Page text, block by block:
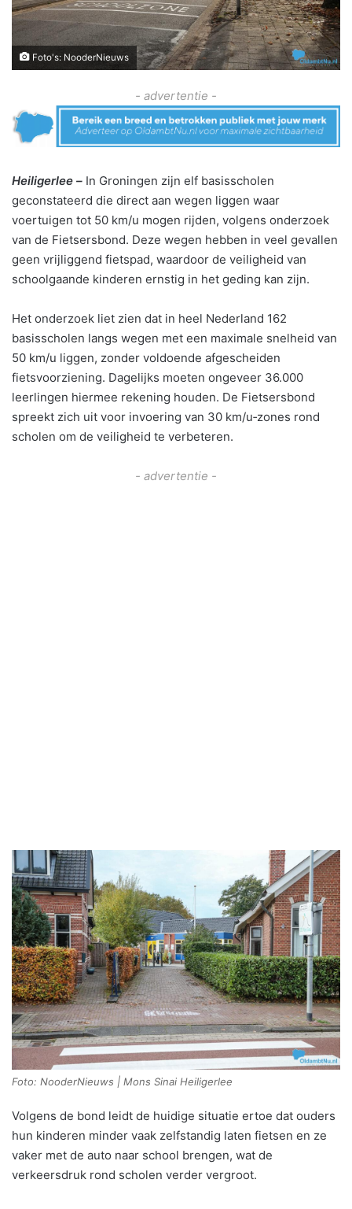
Foto's: NooderNieuws
- advertentie -
Heiligerlee – In Groningen zijn elf basisscholen
geconstateerd die direct aan wegen liggen waar
voertuigen tot 50 km/u mogen rijden, volgens onderzoek
van de Fietsersbond. Deze wegen hebben in veel gevallen
geen vrijliggend fietspad, waardoor de veiligheid van
schoolgaande kinderen ernstig in het geding kan zijn.
Het onderzoek liet zien dat in heel Nederland 162
basisscholen langs wegen met een maximale snelheid van
50 km/u liggen, zonder voldoende afgescheiden
fietsvoorziening. Dagelijks moeten ongeveer 36.000
leerlingen hiermee rekening houden. De Fietsersbond
spreekt zich uit voor invoering van 30 km/u‐zones rond
scholen om de veiligheid te verbeteren.
- advertentie -
Foto: NooderNieuws | Mons Sinai Heiligerlee
Volgens de bond leidt de huidige situatie ertoe dat ouders
hun kinderen minder vaak zelfstandig laten fietsen en ze
vaker met de auto naar school brengen, wat de
verkeersdruk rond scholen verder vergroot.